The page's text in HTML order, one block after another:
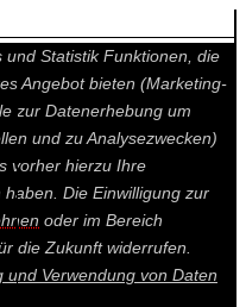
Cookies gesetzt.
und Statistik Funktionen, die
Angebot bieten (Marketing-
zur Datenerhebung um
und zu Analysezwecken)
vorher hierzu Ihre
Die Einwilligung zur
oder im Bereich
die Zukunft widerrufen.
Verwendung von Daten